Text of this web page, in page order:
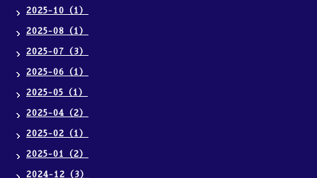
2025-10（1）
2025-08（1）
2025-07（3）
2025-06（1）
2025-05（1）
2025-04（2）
2025-02（1）
2025-01（2）
2024-12（3）